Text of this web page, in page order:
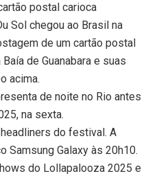
postal carioca
Sol chegou ao Brasil na
de um cartão postal
de Guanabara e suas
acima.
de noite no Rio antes
na sexta.
do festival. A
Samsung Galaxy às 20h10.
do Lollapalooza 2025 e